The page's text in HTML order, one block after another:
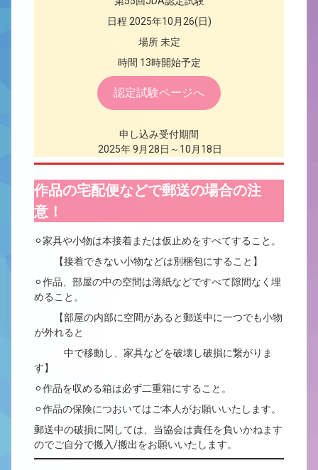
日程 2025年10月26(日)
場所 未定
時間 13時開始予定
認定試験ページへ
申し込み受付期間
2025年 9月28日～10月18日
作品の宅配便などで郵送の場合の注
意！
⚪︎家具や小物は本接着または仮止めをすべてすること。
【接着できない小物などは別梱包にすること】
⚪︎作品、部屋の中の空間は薄紙などですべて隙間なく埋
めること。
【部屋の内部に空間があると郵送中に一つでも小物
が外れると
中で移動し、家具などを破壊し破損に繋がりま
す】
⚪︎作品を収める箱は必ず二重箱にすること。
⚪︎作品の保険につおいてはご本人がお願いいたします。
郵送中の破損に関しては、当協会は責任を負いかねます
のでご自分で搬入/搬出をお願いいたします。